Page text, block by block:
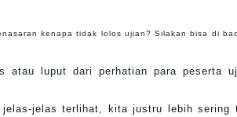
kenapa tidak lolos ujian? Silakan bisa di
atau luput dari perhatian para peserta
jelas terlihat, kita justru lebih sering